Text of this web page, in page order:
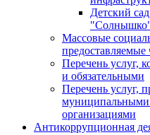
Детский
Массовые
предоставляемые
Перечень услуг,
и обязательными
Перечень услуг,
организациями
Антикоррупционная